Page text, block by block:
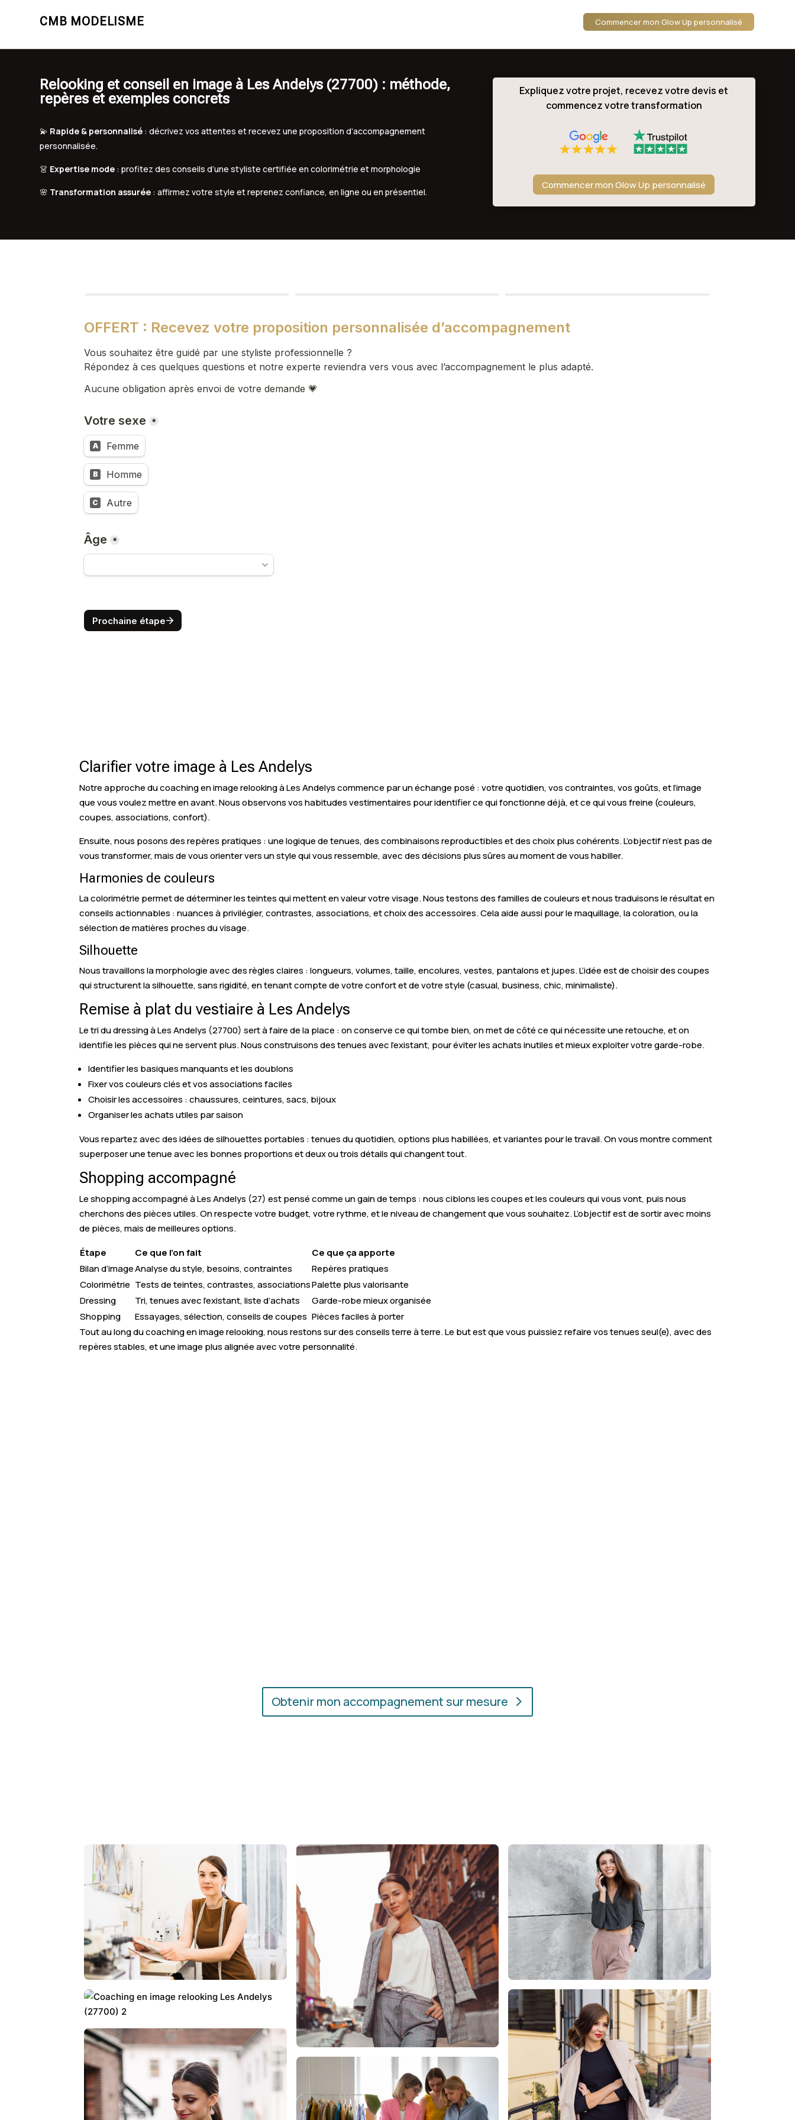
CMB MODELISME Commencer mon Glow Up personnalisé
Relooking et conseil en image à Les Andelys (27700) : méthode,
repères et exemples concrets
💫 Rapide & personnalisé : décrivez vos attentes et recevez une proposition d’accompagnement
personnalisée.
👗 Expertise mode : profitez des conseils d’une styliste certifiée en colorimétrie et morphologie
🌸 Transformation assurée : affirmez votre style et reprenez confiance, en ligne ou en présentiel.
Expliquez votre projet, recevez votre devis et
commencez votre transformation
Commencer mon Glow Up personnalisé
Clarifier votre image à Les Andelys
Notre approche du coaching en image relooking à Les Andelys commence par un échange posé : votre quotidien, vos contraintes, vos goûts, et l’image
que vous voulez mettre en avant. Nous observons vos habitudes vestimentaires pour identifier ce qui fonctionne déjà, et ce qui vous freine (couleurs,
coupes, associations, confort).
Ensuite, nous posons des repères pratiques : une logique de tenues, des combinaisons reproductibles et des choix plus cohérents. L’objectif n’est pas de
vous transformer, mais de vous orienter vers un style qui vous ressemble, avec des décisions plus sûres au moment de vous habiller.
Harmonies de couleurs
La colorimétrie permet de déterminer les teintes qui mettent en valeur votre visage. Nous testons des familles de couleurs et nous traduisons le résultat en
conseils actionnables : nuances à privilégier, contrastes, associations, et choix des accessoires. Cela aide aussi pour le maquillage, la coloration, ou la
sélection de matières proches du visage.
Silhouette
Nous travaillons la morphologie avec des règles claires : longueurs, volumes, taille, encolures, vestes, pantalons et jupes. L’idée est de choisir des coupes
qui structurent la silhouette, sans rigidité, en tenant compte de votre confort et de votre style (casual, business, chic, minimaliste).
Remise à plat du vestiaire à Les Andelys
Le tri du dressing à Les Andelys (27700) sert à faire de la place : on conserve ce qui tombe bien, on met de côté ce qui nécessite une retouche, et on
identifie les pièces qui ne servent plus. Nous construisons des tenues avec l’existant, pour éviter les achats inutiles et mieux exploiter votre garde-robe.
Identifier les basiques manquants et les doublons
Fixer vos couleurs clés et vos associations faciles
Choisir les accessoires : chaussures, ceintures, sacs, bijoux
Organiser les achats utiles par saison
Vous repartez avec des idées de silhouettes portables : tenues du quotidien, options plus habillées, et variantes pour le travail. On vous montre comment
superposer une tenue avec les bonnes proportions et deux ou trois détails qui changent tout.
Shopping accompagné
Le shopping accompagné à Les Andelys (27) est pensé comme un gain de temps : nous ciblons les coupes et les couleurs qui vous vont, puis nous
cherchons des pièces utiles. On respecte votre budget, votre rythme, et le niveau de changement que vous souhaitez. L’objectif est de sortir avec moins
de pièces, mais de meilleures options.
Étape
Ce que l’on fait
Ce que ça apporte
Bilan d’imageAnalyse du style, besoins, contraintes
Repères pratiques
Colorimétrie Tests de teintes, contrastes, associationsPalette plus valorisante
Dressing
Tri, tenues avec l’existant, liste d’achats
Garde-robe mieux organisée
Shopping
Essayages, sélection, conseils de coupes Pièces faciles à porter
Tout au long du coaching en image relooking, nous restons sur des conseils terre à terre. Le but est que vous puissiez refaire vos tenues seul(e), avec des
repères stables, et une image plus alignée avec votre personnalité.
Obtenir mon accompagnement sur mesure